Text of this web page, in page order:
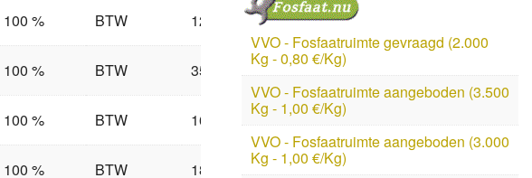
100 % BTW 12
100 % BTW 357
100 % BTW 16
100 % BTW 18
VVO - Fosfaatruimte gevraagd (2.000
Kg - 0,80 €/Kg)
VVO - Fosfaatruimte aangeboden (3.500
Kg - 1,00 €/Kg)
VVO - Fosfaatruimte aangeboden (3.000
Kg - 1,00 €/Kg)